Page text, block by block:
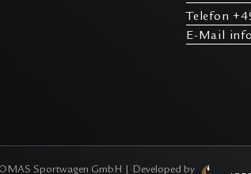
T elefon
E-Mail
Sportwagen GmbH | Developed by